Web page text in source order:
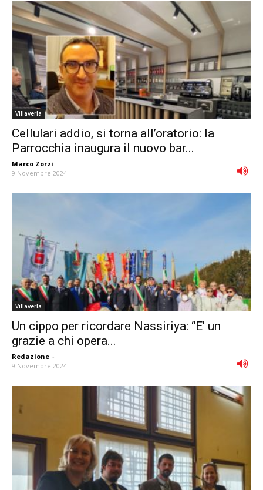
Villaverla
Cellulari addio, si torna all’oratorio: la
Parrocchia inaugura il nuovo bar...
Marco Zorzi -
9 Novembre 2024
Villaverla
Un cippo per ricordare Nassiriya: “E’ un
grazie a chi opera...
Redazione -
9 Novembre 2024